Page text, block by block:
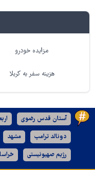
مزایده خودرو
هزینه سفر به کربلا
آستان قدس رضوی
دونالد ترامپ مشهد
رژیم صهیونیستی